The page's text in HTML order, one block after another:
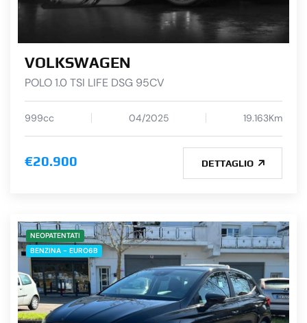
VOLKSWAGEN
POLO 1.0 TSI LIFE DSG 95CV
999cc 04/2025 19.163Km
€20.900 DETTAGLIO
NEOPATENTATI
BENZINA - EURO6B